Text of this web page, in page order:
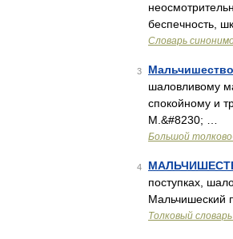
беспечность,
Словарь
3 Мальчишество
шаловливому
спокойному и
М.&#8230; …
Большой
4
поступках,
Мальчишеский
Толковый